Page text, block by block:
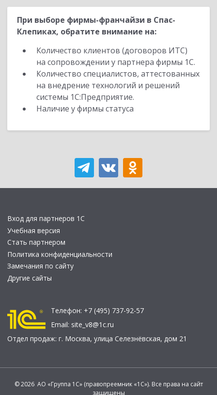
При выборе фирмы-франчайзи в Спас-
Клепиках, обратите внимание на:
Количество клиентов (договоров ИТС)
на сопровождении у партнера фирмы 1С.
Количество специалистов, аттестованных
на внедрение технологий и решений
системы 1С:Предприятие.
Наличие у фирмы статуса
Вход для партнеров 1С
Учебная версия
Стать партнером
Политика конфиденциальности
Замечания по сайту
Другие сайты
Телефон: +7 (495) 737-92-57
Email: site_v8@1c.ru
Отдел продаж: г. Москва, улица Селезнёвская, дом 21
© 2026 АО «Группа 1С» (правопреемник «1С»). Все права на сайт
защищены